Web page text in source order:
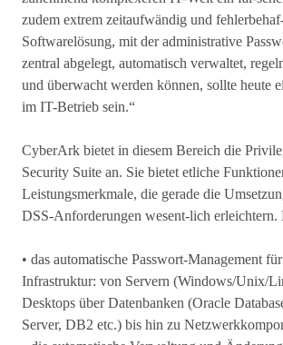
zudem extrem zeitaufwändig und
Softwarelösung, mit der administrative
zentral abgelegt, automatisch verwaltet,
und überwacht werden können, sollte heute
im IT-Betrieb sein.“
CyberArk bietet in diesem Bereich die
Security Suite an. Sie bietet etliche
Leistungsmerkmale, die gerade die
DSS-Anforderungen wesent-lich erleichtern.
• das automatische Passwort-Management
Infrastruktur: von Servern (Windows/Unix/
Desktops über Datenbanken (Oracle
Server, DB2 etc.) bis hin zu